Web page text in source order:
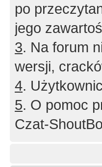
po
jego
3. Na forum
wersji,
4.
5. O pomoc
Czat-